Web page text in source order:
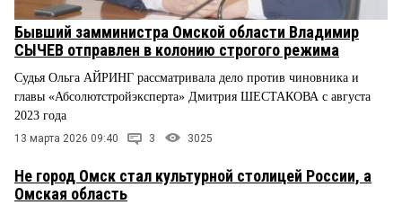
Бывший замминистра Омской области Владимир
СЫЧЕВ отправлен в колонию строгого режима
Судья Ольга АЙРИНГ рассматривала дело против чиновника и
главы «Абсолютстройэксперта» Дмитрия ШЕСТАКОВА с августа
2023 года
13 марта 2026 09:40 3 3025
Не город Омск стал культурной столицей России, а
Омская область